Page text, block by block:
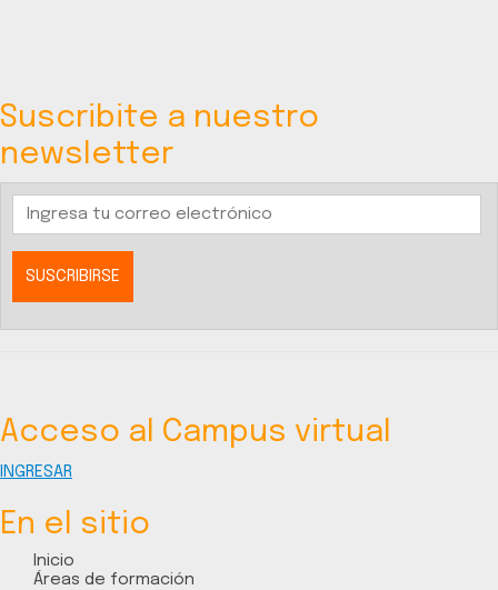
Suscribite a nuestro
newsletter
Acceso al Campus virtual
INGRESAR
En el sitio
Inicio
Áreas de formación